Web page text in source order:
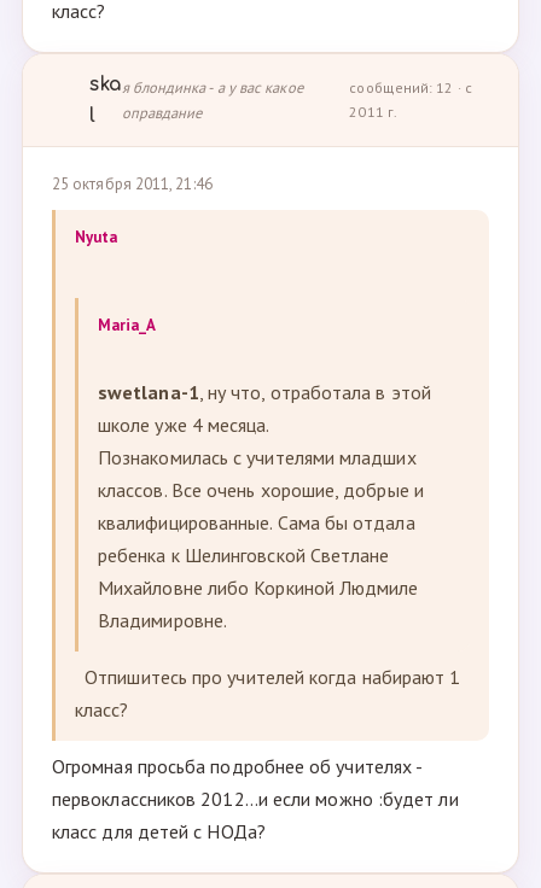
класс?
ska
l
я блондинка - а у вас какое
оправдание
сообщений: 12 · с
2011 г.
25 октября 2011, 21:46
Nyuta
Maria_A
swetlana-1, ну что, отработала в этой
школе уже 4 месяца.
Познакомилась с учителями младших
классов. Все очень хорошие, добрые и
квалифицированные. Сама бы отдала
ребенка к Шелинговской Светлане
Михайловне либо Коркиной Людмиле
Владимировне.
Отпишитесь про учителей когда набирают 1
класс?
Огромная просьба подробнее об учителях -
первоклассников 2012...и если можно :будет ли
класс для детей с НОДа?